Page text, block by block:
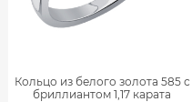
Кольцо из белого золота 585 с
бриллиантом 1,17 карата